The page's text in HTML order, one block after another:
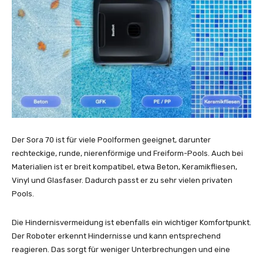
Der Sora 70 ist für viele Poolformen geeignet, darunter
rechteckige, runde, nierenförmige und Freiform-Pools. Auch bei
Materialien ist er breit kompatibel, etwa Beton, Keramikfliesen,
Vinyl und Glasfaser. Dadurch passt er zu sehr vielen privaten
Pools.
Die Hindernisvermeidung ist ebenfalls ein wichtiger Komfortpunkt.
Der Roboter erkennt Hindernisse und kann entsprechend
reagieren. Das sorgt für weniger Unterbrechungen und eine